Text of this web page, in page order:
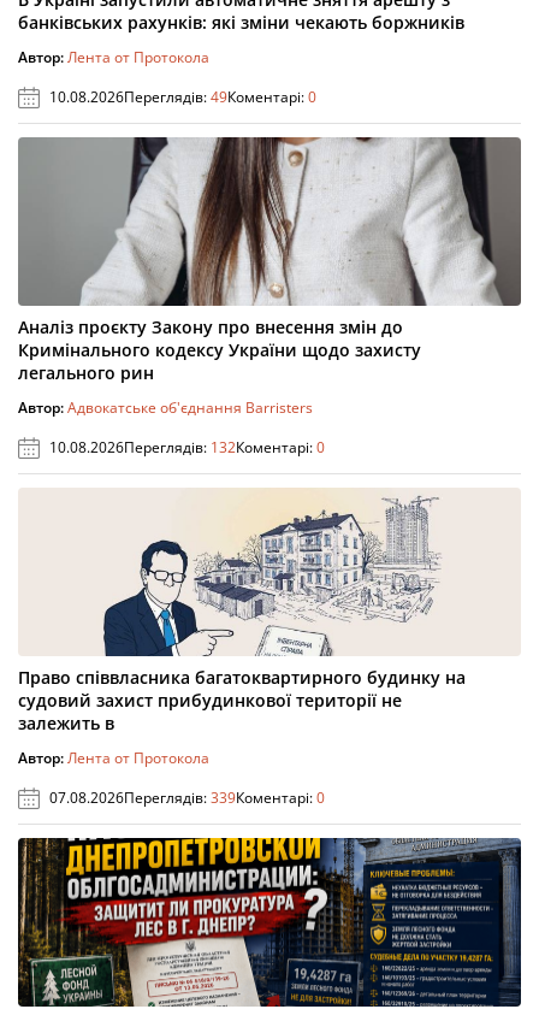
банківських рахунків: які зміни чекають боржників
Автор:Лента от Протокола
10.08.2026Переглядів:49Коментарі:0
Аналіз проєкту Закону про внесення змін до
Кримінального кодексу України щодо захисту
легального рин
Автор:Адвокатське об'єднання Barristers
10.08.2026Переглядів: 132Коментарі:0
Право співвласника багатоквартирного будинку на
судовий захист прибудинкової території не
залежить в
Автор:Лента от Протокола
07.08.2026Переглядів:339Коментарі:0